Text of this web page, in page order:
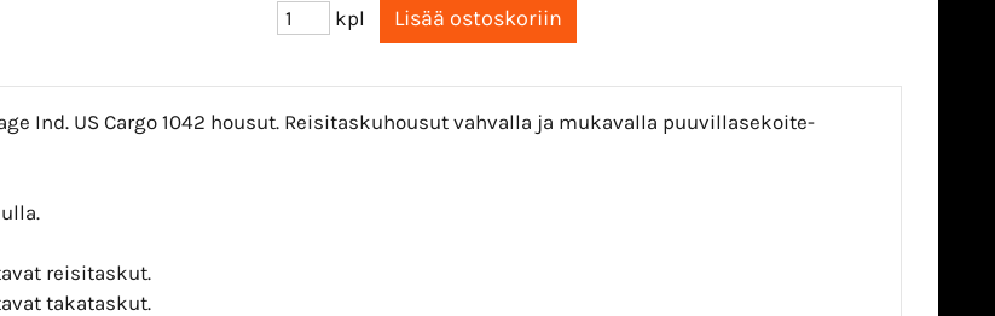
kpl
Ind. US Cargo 1042 housut. Reisitaskuhousut vahvalla ja mukavalla puuvillasekoite-
reisitaskut.
takataskut.